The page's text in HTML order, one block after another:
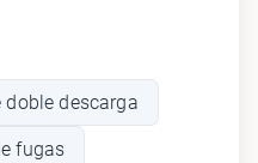
descarga
fugas